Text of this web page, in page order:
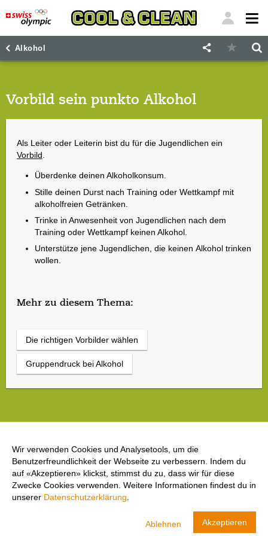
Alkohol
Vorbild sein punkto Alkohol
Als Leiter oder Leiterin bist du für die Jugendlichen ein
Vorbild
Überdenke deinen Alkoholkonsum.
Stille deinen Durst nach Training oder Wettkampf mit
alkoholfreien Getränken.
Trinke in Anwesenheit von Jugendlichen nach dem
Training oder Wettkampf keinen Alkohol.
Unterstütze jene Jugendlichen, die keinen Alkohol trinken
wollen.
Mehr zu diesem Thema:
Die richtigen Vorbilder wählen
Gruppendruck bei Alkohol
Wir verwenden Cookies und Analysetools, um die
Benutzerfreundlichkeit der Webseite zu verbessern. Indem du
auf «Akzeptieren» klickst, stimmst du zu, dass wir für diese
Zwecke Cookies verwenden. Weitere Informationen findest du in
unserer Datenschutzerklärung
Ablehnen Akzeptieren
ANZEIGEN